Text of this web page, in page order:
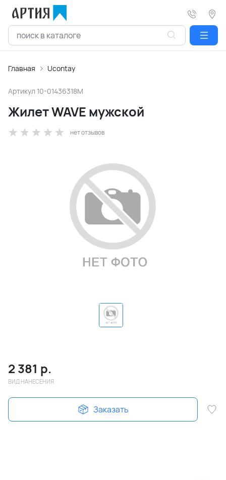
Главная Ucontay
Артикул 10-01436318M
Жилет WAVE мужской
нет отзывов
2 381 р.
ВИД НАНЕСЕНИЯ
Заказать